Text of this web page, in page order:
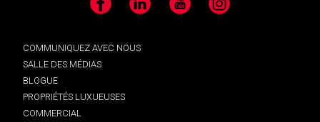
Facebook LinkedIn YouTube Instagram
COMMUNIQUEZ AVEC NOUS
SALLE DES MÉDIAS
BLOGUE
PROPRIÉTÉS LUXUEUSES
COMMERCIAL